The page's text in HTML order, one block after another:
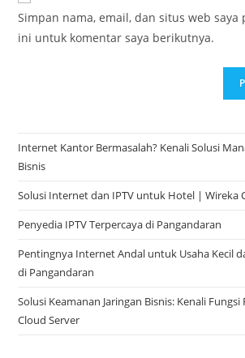
Simpan nama, email, dan situs web saya
ini untuk komentar saya berikutnya.
Internet Kantor Bermasalah? Kenali Solusi
Bisnis
Solusi Internet dan IPTV untuk Hotel | Wireka
Penyedia IPTV Terpercaya di Pangandaran
Pentingnya Internet Andal untuk Usaha Kecil
di Pangandaran
Solusi Keamanan Jaringan Bisnis: Kenali Fungsi
Cloud Server